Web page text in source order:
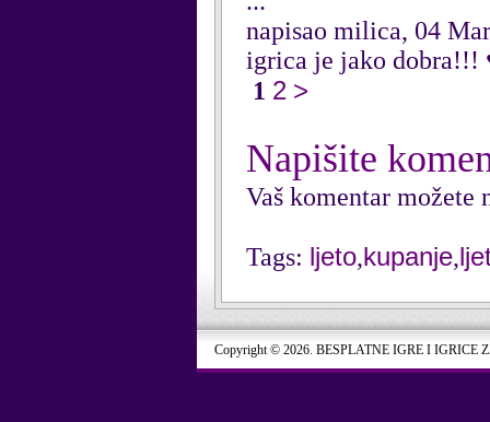
napisao milica, 04
igrica je jako
1 2 >
Napišite
Vaš komentar možete
Tags: ljeto,kupanje,
Copyright © 2026. BESPLATNE IGRE I IGRICE